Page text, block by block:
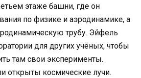
этаже башни, где он
по физике и аэродинамике, а
трубу. Эйфель
для других учёных, чтобы
там свои эксперименты.
открыты космические лучи.